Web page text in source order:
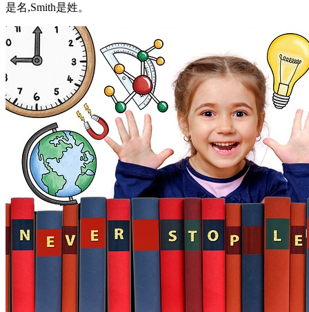
是名,Smith是姓。